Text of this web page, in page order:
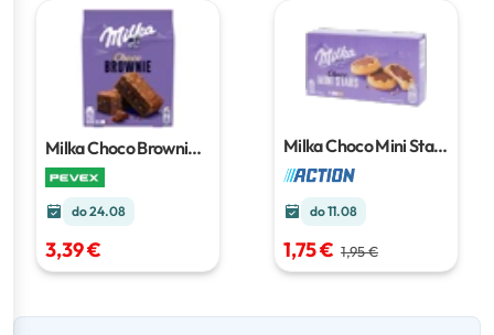
Milka Choco Brownie
150 g
do 24.08
3,39 €
Milka Choco Mini Stars
4 x 6 komada
do 11.08
1,75 € 1,95 €